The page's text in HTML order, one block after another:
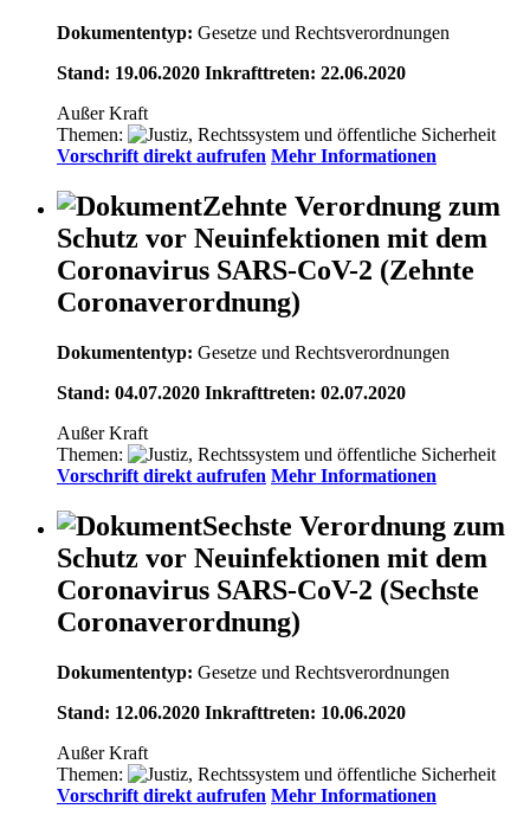
Dokumententyp: Gesetze und Rechtsverordnungen
Stand: 19.06.2020 Inkrafttreten: 22.06.2020
Außer Kraft
Themen:
Vorschrift direkt aufrufen Mehr Informationen
Zehnte Verordnung zum
Schutz vor Neuinfektionen mit dem
Coronavirus SARS-CoV-2 (Zehnte
Coronaverordnung)
Dokumententyp: Gesetze und Rechtsverordnungen
Stand: 04.07.2020 Inkrafttreten: 02.07.2020
Außer Kraft
Themen:
Vorschrift direkt aufrufen Mehr Informationen
Sechste Verordnung zum
Schutz vor Neuinfektionen mit dem
Coronavirus SARS-CoV-2 (Sechste
Coronaverordnung)
Dokumententyp: Gesetze und Rechtsverordnungen
Stand: 12.06.2020 Inkrafttreten: 10.06.2020
Außer Kraft
Themen:
Vorschrift direkt aufrufen Mehr Informationen